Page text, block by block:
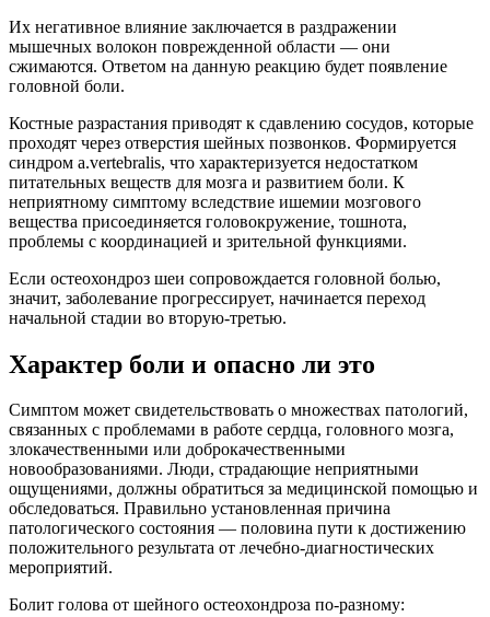
Их негативное влияние заключается в раздражении
мышечных волокон поврежденной области — они
сжимаются. Ответом на данную реакцию будет появление
головной боли.
Костные разрастания приводят к сдавлению сосудов, которые
проходят через отверстия шейных позвонков. Формируется
синдром а.vertebralis, что характеризуется недостатком
питательных веществ для мозга и развитием боли. К
неприятному симптому вследствие ишемии мозгового
вещества присоединяется головокружение, тошнота,
проблемы с координацией и зрительной функциями.
Если остеохондроз шеи сопровождается головной болью,
значит, заболевание прогрессирует, начинается переход
начальной стадии во вторую-третью.
Характер боли и опасно ли это
Симптом может свидетельствовать о множествах патологий,
связанных с проблемами в работе сердца, головного мозга,
злокачественными или доброкачественными
новообразованиями. Люди, страдающие неприятными
ощущениями, должны обратиться за медицинской помощью и
обследоваться. Правильно установленная причина
патологического состояния — половина пути к достижению
положительного результата от лечебно-диагностических
мероприятий.
Болит голова от шейного остеохондроза по-разному: